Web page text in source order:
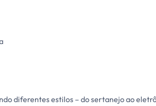
diferentes estilos – do sertanejo ao